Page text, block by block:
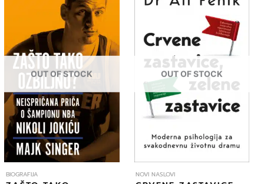
OUT OF STOCK
BIOGRAFIJA
OUT OF STOCK
NOVI NASLOVI